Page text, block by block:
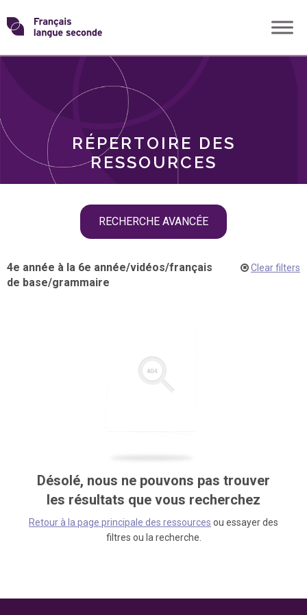
Skip
toTransformons
langue
RÉPERTOIRE DES
RESSOURCES
RECHERCHE AVANCÉE
THÈMES
4e année à la 6e année/vidéos/français
de base/grammaire
Clear filters
Désolé, nous ne pouvons pas trouver
les résultats que vous recherchez
Retour à la page principale des ressources ou essayer des
filtres ou la recherche.